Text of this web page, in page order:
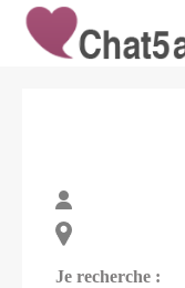
Je recherche :